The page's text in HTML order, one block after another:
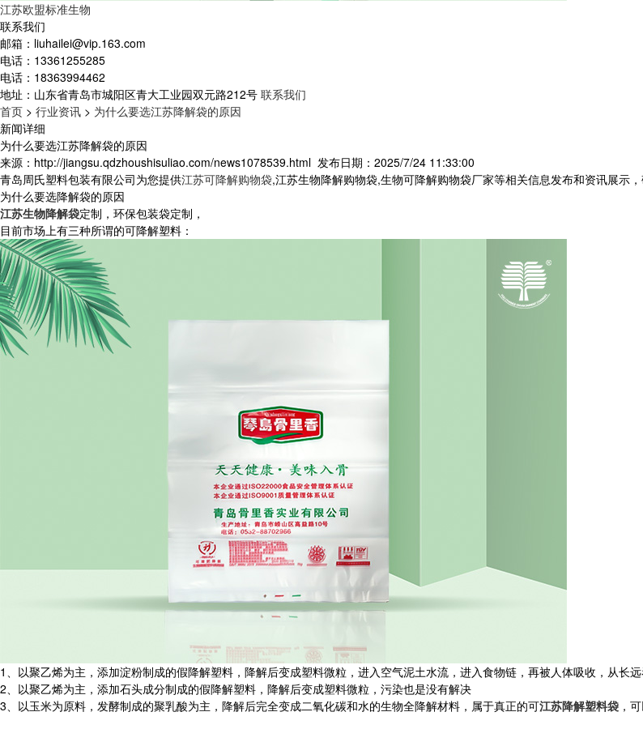
江苏欧盟标准生物
联系我们
邮箱： liuhailei@vip.163.com
电话： 13361255285
电话： 18363994462
地址： 山东省青岛市城阳区青大工业园双元路212号 联系我们
首页 > 行业资讯 > 为什么要选江苏降解袋的原因
新闻详细
为什么要选江苏降解袋的原因
来源：http://jiangsu.qdzhoushisuliao.com/news1078539.html 发布日期：2025/7/24 11:33:00
青岛周氏塑料包装有限公司为您提供江苏可降解购物袋,江苏生物降解购物袋,生物可降解购物袋厂家等相关信息发布和资讯展示，
为什么要选降解袋的原因
江苏生物降解袋定制，环保包装袋定制，
目前市场上有三种所谓的可降解塑料：
1、以聚乙烯为主，添加淀粉制成的假降解塑料，降解后变成塑料微粒，进入空气泥土水流，进入食物链，再被人体吸收，从长远
2、以聚乙烯为主，添加石头成分制成的假降解塑料，降解后变成塑料微粒，污染也是没有解决
3、以玉米为原料，发酵制成的聚乳酸为主，降解后完全变成二氧化碳和水的生物全降解材料，属于真正的可江苏降解塑料袋 ，